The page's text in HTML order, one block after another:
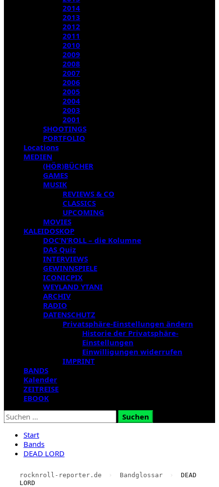
2014
2013
2012
2011
2010
2009
2008
2007
2006
2005
2004
2003
2001
SHOOTINGS
PORTFOLIO
Locations
MEDIEN
(HÖR)BÜCHER
GAMES
MUSIK
REVIEWS & CO
CLASSICS
UPCOMING
MOVIES
KALEIDOSKOP
DOC’N’ROLL – die Kolumne
DAS Quiz
INTERVIEWS
GEWINNSPIELE
ICONICPIX
WEYLAND YTANI
ARCHIV
RADIO
DATENSCHUTZ
Privatsphäre-Einstellungen ändern
Historie der Privatsphäre-
Einstellungen
Einwilligungen widerrufen
IMPRINT
BANDS
Kalender
ZEITREISE
EBOOK
Suchen
nach:
Start
Bands
DEAD LORD
rocknroll-reporter.de › Bandglossar ›
DEAD
LORD